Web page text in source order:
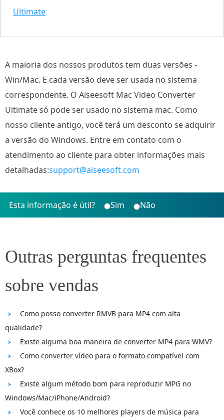
Ultimate
A maioria dos nossos produtos tem duas versões -
Win/Mac. E cada versão deve ser usada no sistema
correspondente. O Aiseesoft Mac Video Converter
Ultimate só pode ser usado no sistema mac. Como
nosso cliente antigo, você terá um desconto se adquirir
a versão do Windows. Entre em contato com o
atendimento ao cliente para obter informações mais
detalhadas:support@aiseesoft.com
Esta informação é útil? Sim Não
Outras perguntas frequentes
sobre vendas
Como posso converter RMVB para MP4 com alta
qualidade?
Existe alguma boa maneira de converter MP4 para WMV?
Como converter vídeo para o formato compatível com
XBox?
Existe algum método bom para reproduzir MPG no
Windows/Mac/iPhone/Android?
Você conhece os 10 melhores players de música para